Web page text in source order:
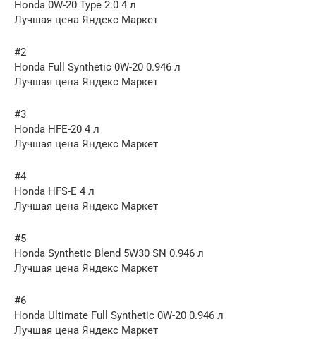
Honda 0W-20 Type 2.0 4 л
Лучшая цена Яндекс Маркет
#2
Honda Full Synthetic 0W-20 0.946 л
Лучшая цена Яндекс Маркет
#3
Honda HFE-20 4 л
Лучшая цена Яндекс Маркет
#4
Honda HFS-E 4 л
Лучшая цена Яндекс Маркет
#5
Honda Synthetic Blend 5W30 SN 0.946 л
Лучшая цена Яндекс Маркет
#6
Honda Ultimate Full Synthetic 0W-20 0.946 л
Лучшая цена Яндекс Маркет